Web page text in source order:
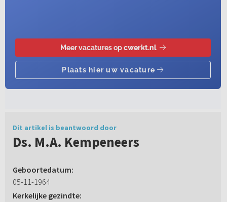
Dit artikel is beantwoord door
Ds. M.A. Kempeneers
Geboortedatum:
05-11-1964
Kerkelijke gezindte: